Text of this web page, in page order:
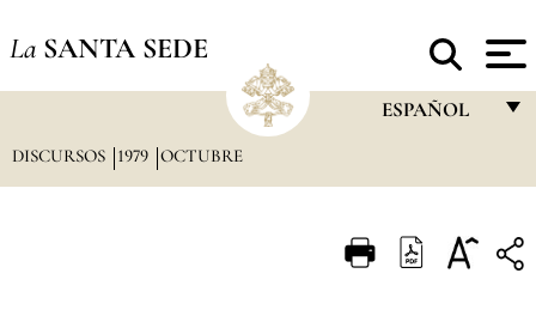
La SANTA SEDE
ESPAÑOL
ITALIANO
DISCURSOS 1979 OCTUBRE